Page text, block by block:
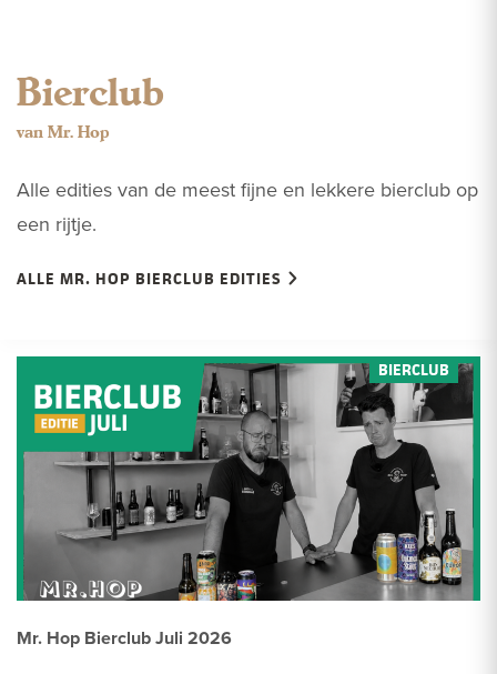
Bierclub
van Mr. Hop
Alle edities van de meest fijne en lekkere bierclub op
een rijtje.
ALLE MR. HOP BIERCLUB EDITIES
Mr. Hop Bierclub Juli 2026